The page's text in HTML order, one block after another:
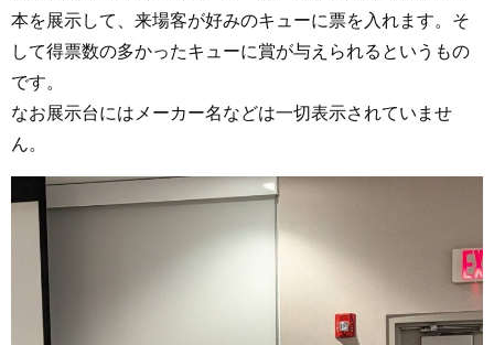
本を展示して、来場客が好みのキューに票を入れます。そ
して得票数の多かったキューに賞が与えられるというもの
です。
なお展示台にはメーカー名などは一切表示されていませ
ん。